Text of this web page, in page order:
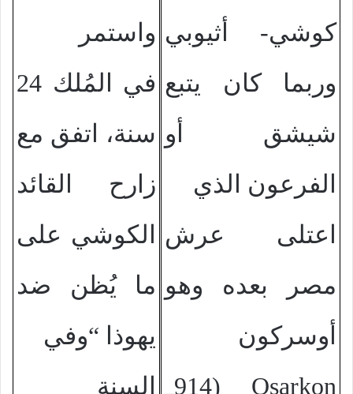
كوشي- أثيوبي
وربما كان يتبع
شيشق أو
الفرعون الذي
اعتلى عرش
مصر بعده وهو
أوسركون
Osarkon
(914
واستمر
في المُلك 24
سنة، اتفق مع
زارح القائد
الكوشي على
ما يُظن ضد
يهوذا “وفي
السنة